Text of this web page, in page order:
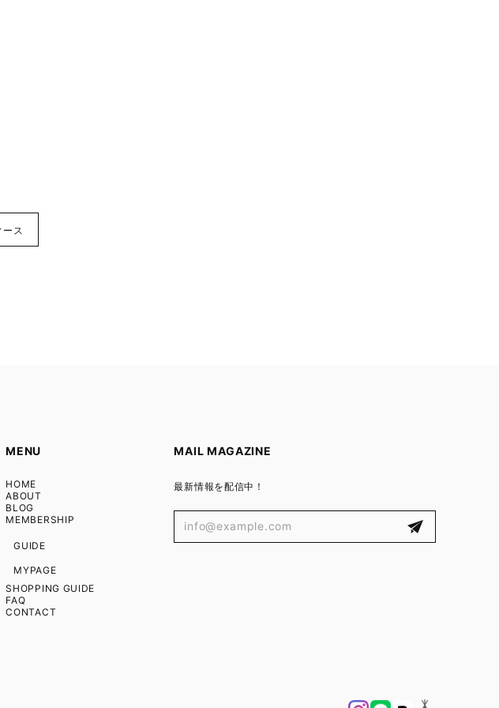
ース
MENU
HOME
ABOUT
BLOG
MEMBERSHIP
GUIDE
MYPAGE
SHOPPING GUIDE
FAQ
CONTACT
MAIL MAGAZINE
最新情報を配信中！